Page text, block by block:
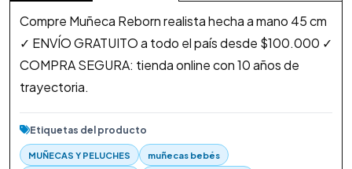
Compre Muñeca Reborn realista hecha a mano 45 cm
✓ ENVÍO GRATUITO a todo el país desde $100.000 ✓
COMPRA SEGURA: tienda online con 10 años de
trayectoria.
Etiquetas del producto
MUÑECAS Y PELUCHES muñecas bebés